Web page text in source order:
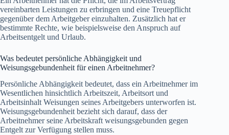
vereinbarten Leistungen zu erbringen und eine Treuepflicht
gegenüber dem Arbeitgeber einzuhalten. Zusätzlich hat er
bestimmte Rechte, wie beispielsweise den Anspruch auf
Arbeitsentgelt und Urlaub.
Was bedeutet persönliche Abhängigkeit und
Weisungsgebundenheit für einen Arbeitnehmer?
Persönliche Abhängigkeit bedeutet, dass ein Arbeitnehmer im
Wesentlichen hinsichtlich Arbeitszeit, Arbeitsort und
Arbeitsinhalt Weisungen seines Arbeitgebers unterworfen ist.
Weisungsgebundenheit bezieht sich darauf, dass der
Arbeitnehmer seine Arbeitskraft weisungsgebunden gegen
Entgelt zur Verfügung stellen muss.